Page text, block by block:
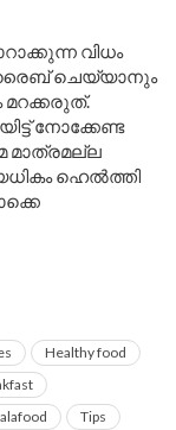
വിധം
ചെയ്യാനും
നോക്കേണ്ട
മാത്രമല്ല
ഹെൽത്തി
Healthy food
Tips